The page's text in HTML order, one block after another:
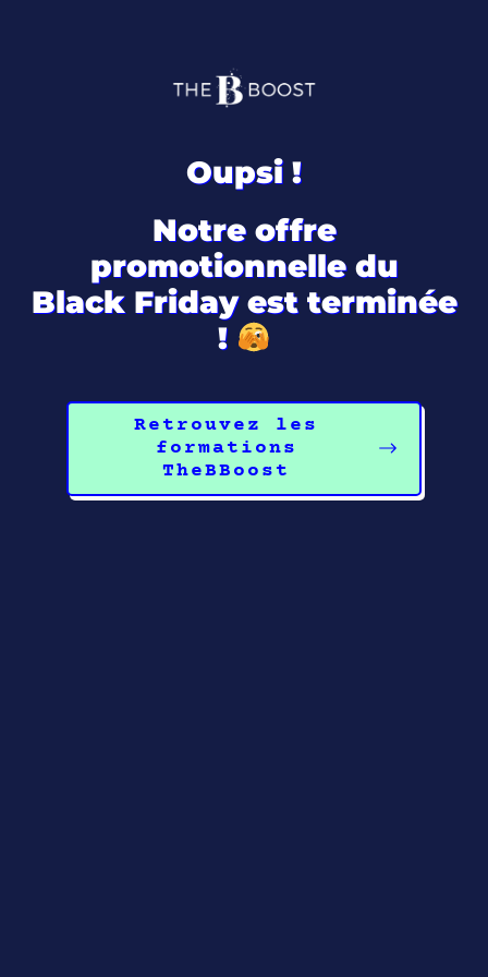
Oupsi !
Notre offre
promotionnelle du
Black Friday est terminée
!
Retrouvez les
formations
TheBBoost